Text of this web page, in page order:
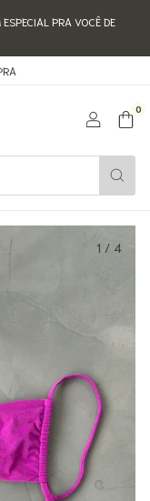
PRA VOCÊ DE
0
1 / 4